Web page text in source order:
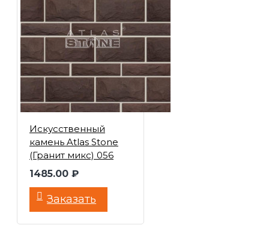
Искусственный
камень Atlas Stone
(Гранит микс) 056
1485.00 ₽
Заказать